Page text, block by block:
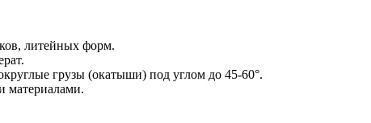
литейных форм.
грузы (окатыши) под углом до 45-60°.
материалами.